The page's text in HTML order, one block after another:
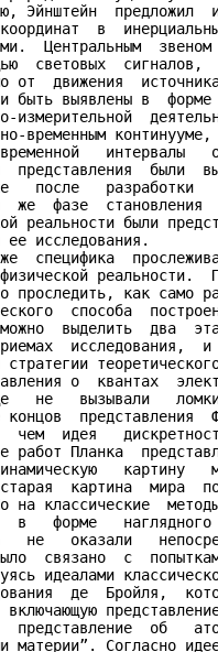
Эйнштейн  предложил
в
Центральным
световых  сигналов,
от  движения
быть выявлены в
измерительной
временным
интервалы
представления  были
после   разработки
же  фазе  становления
реальности были
ее исследования.
специфика
реальности.
проследить, как само
способа
выделить  два
исследования,
о  квантах
не   вызывали
концов  представления
идея
работ Планка
картина  мира
на классические
в   форме
не   оказали
связано  с
идеалами
де  Бройля,
представление  об
материи”. Согласно